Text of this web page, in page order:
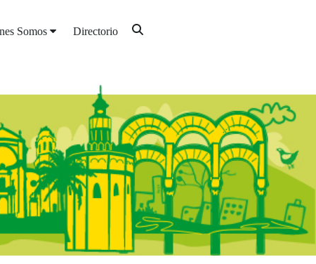
Somos Directorio